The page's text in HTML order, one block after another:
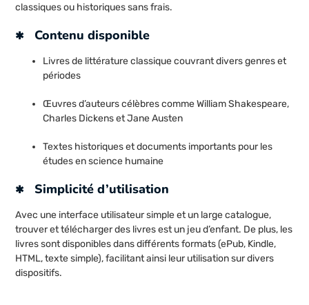
classiques ou historiques sans frais.
Contenu disponible
Livres de littérature classique couvrant divers genres et
périodes
Œuvres d’auteurs célèbres comme William Shakespeare,
Charles Dickens et Jane Austen
Textes historiques et documents importants pour les
études en science humaine
Simplicité d’utilisation
Avec une interface utilisateur simple et un large catalogue,
trouver et télécharger des livres est un jeu d’enfant. De plus, les
livres sont disponibles dans différents formats (ePub, Kindle,
HTML, texte simple), facilitant ainsi leur utilisation sur divers
dispositifs.